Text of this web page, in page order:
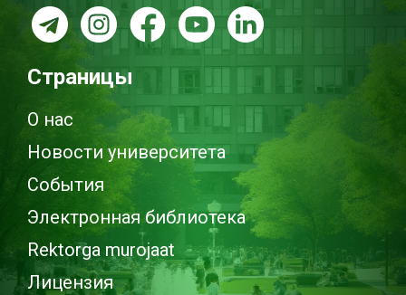
Страницы
О нас
Новости университета
События
Электронная библиотека
Rektorga murojaat
Лицензия